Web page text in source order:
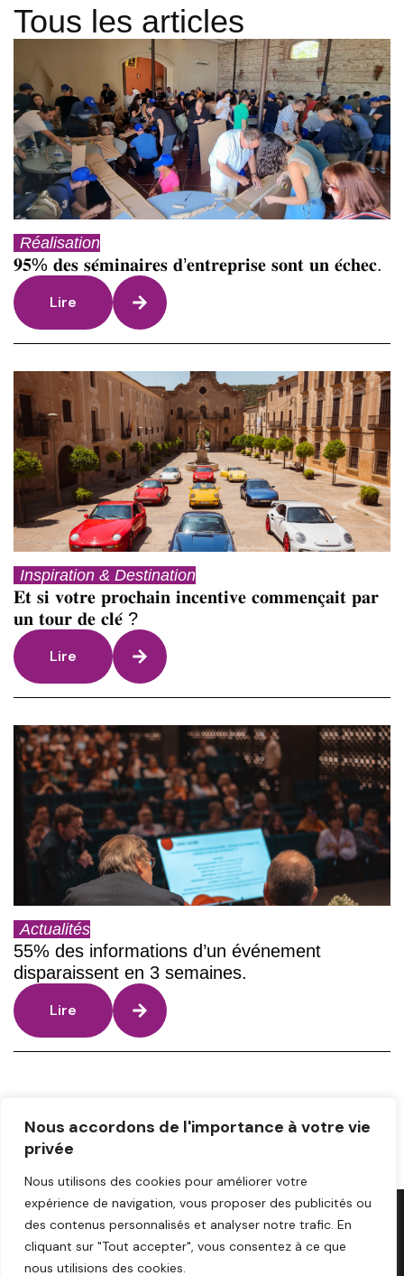
Nous accordons de l'importance à votre vie
privée
Nous utilisons des cookies pour améliorer votre
expérience de navigation, vous proposer des publicités ou
des contenus personnalisés et analyser notre trafic. En
cliquant sur "Tout accepter", vous consentez à ce que
nous utilisions des cookies.
Tous les articles
Réalisation
𝟗𝟓% 𝐝𝐞𝐬 𝐬𝐞́𝐦𝐢𝐧𝐚𝐢𝐫𝐞𝐬 𝐝’𝐞𝐧𝐭𝐫𝐞𝐩𝐫𝐢𝐬𝐞 𝐬𝐨𝐧𝐭 𝐮𝐧 𝐞́𝐜𝐡𝐞𝐜.
Lire
Inspiration & Destination
𝐄𝐭 𝐬𝐢 𝐯𝐨𝐭𝐫𝐞 𝐩𝐫𝐨𝐜𝐡𝐚𝐢𝐧 𝐢𝐧𝐜𝐞𝐧𝐭𝐢𝐯𝐞 𝐜𝐨𝐦𝐦𝐞𝐧𝐜̧𝐚𝐢𝐭 𝐩𝐚𝐫
𝐮𝐧 𝐭𝐨𝐮𝐫 𝐝𝐞 𝐜𝐥𝐞́ ?
Lire
Actualités
55% des informations d’un événement
disparaissent en 3 semaines.
Lire
12345next